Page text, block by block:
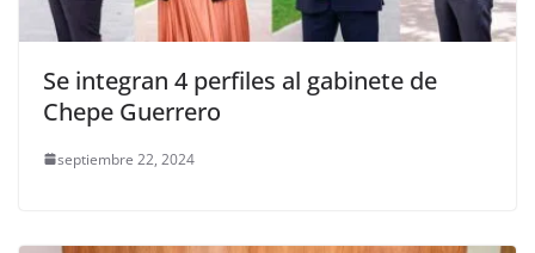
Se integran 4 perfiles al gabinete de
Chepe Guerrero
septiembre 22, 2024